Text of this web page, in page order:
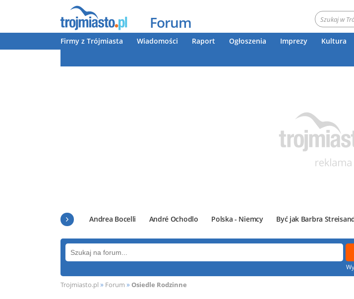
Forum
Firmy z Trójmiasta Wiadomości Raport Ogłoszenia Imprezy Kultura
Andrea Bocelli André Ochodlo Polska - Niemcy Być jak Barbra
Trojmiasto.pl » Forum » Osiedle Rodzinne